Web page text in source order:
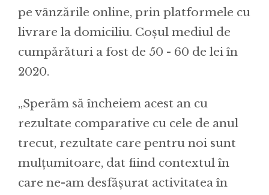
pe vânzările online, prin platformele cu
livrare la domiciliu. Coșul mediul de
cumpărături a fost de 50 - 60 de lei în
2020.
„Sperăm să încheiem acest an cu
rezultate comparative cu cele de anul
trecut, rezultate care pentru noi sunt
mulțumitoare, dat fiind contextul în
care ne-am desfășurat activitatea în